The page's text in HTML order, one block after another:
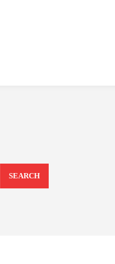
SEARCH